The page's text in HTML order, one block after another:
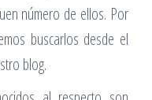
número de ellos. Por
buscarlos desde el
blog.